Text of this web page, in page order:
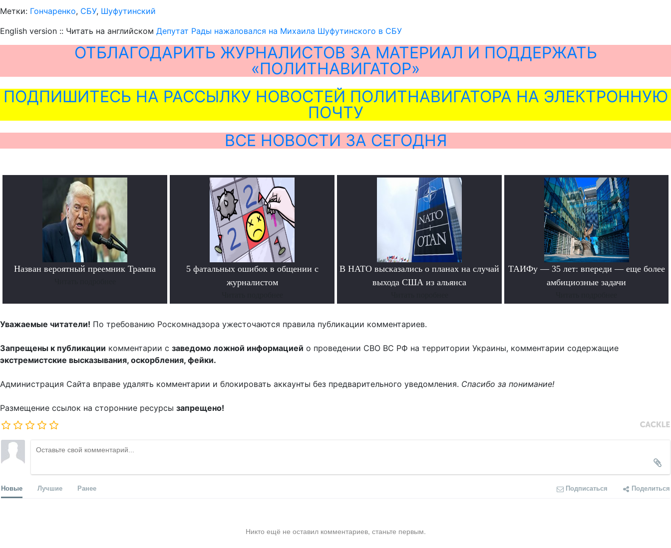
Метки: Гончаренко, СБУ, Шуфутинский
English version :: Читать на английском Депутат Рады нажаловался на Михаила Шуфутинского в СБУ
ОТБЛАГОДАРИТЬ ЖУРНАЛИСТОВ ЗА МАТЕРИАЛ И ПОДДЕРЖАТЬ
«ПОЛИТНАВИГАТОР»
ПОДПИШИТЕСЬ НА РАССЫЛКУ НОВОСТЕЙ ПОЛИТНАВИГАТОРА НА ЭЛЕКТРОННУЮ
ПОЧТУ
ВСЕ НОВОСТИ ЗА СЕГОДНЯ
Назван вероятный преемник Трампа
5 фатальных ошибок в общении с
журналистом
В НАТО высказались о планах на случай
выхода США из альянса
ТАИФу — 35 лет: впереди — еще более
амбициозные задачи
Уважаемые читатели! По требованию Роскомнадзора ужесточаются правила публикации комментариев.
Запрещены к публикации комментарии с заведомо ложной информацией о проведении СВО ВС РФ на территории Украины, комментарии содержащие
экстремистские высказывания, оскорбления, фейки.
Администрация Сайта вправе удалять комментарии и блокировать аккаунты без предварительного уведомления. Спасибо за понимание!
Размещение ссылок на сторонние ресурсы запрещено!
Новые Лучшие Ранее Подписаться Поделиться
Никто ещё не оставил комментариев, станьте первым.